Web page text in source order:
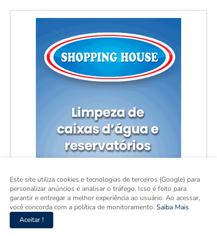
Este site utiliza cookies e tecnologias de terceiros (Google) para
personalizar anúncios e analisar o tráfego. Isso é feito para
garantir e entregar a melhor experiência ao usuário. Ao acessar,
você concorda com a política de monitoramento. Saiba Mais
Aceitar !